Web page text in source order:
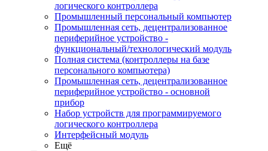
логического контроллера
Промышленный персональный компьютер
Промышленная сеть, децентрализованное
периферийное устройство -
функциональный/технологический модуль
Полная система (контроллеры на базе
персонального компьютера)
Промышленная сеть, децентрализованное
периферийное устройство - основной
прибор
Набор устройств для программируемого
логического контроллера
Интерфейсный модуль
Ещё